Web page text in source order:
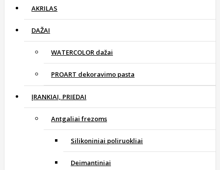
AKRILAS
DAŽAI
WATERCOLOR dažai
PROART dekoravimo pasta
ĮRANKIAI, PRIEDAI
Antgaliai frezoms
Silikoniniai poliruokliai
Deimantiniai